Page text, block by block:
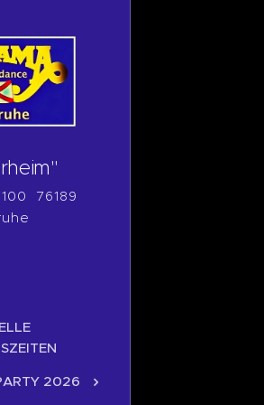
76189
2026